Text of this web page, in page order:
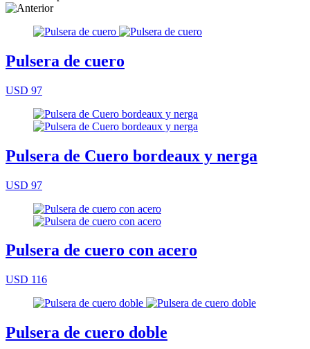
Pulsera de cuero
USD 97
Pulsera de Cuero bordeaux y nerga
USD 97
Pulsera de cuero con acero
USD 116
Pulsera de cuero doble